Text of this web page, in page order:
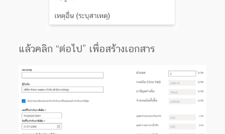
แล้วคลิก “ต่อไป” เพื่อสร้างเอกสาร